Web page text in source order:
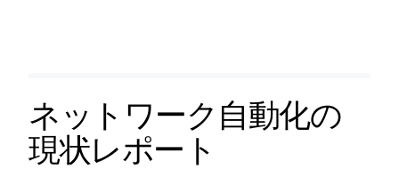
ネットワーク自動化の
現状レポート